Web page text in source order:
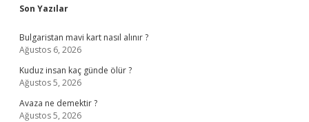
Sidebar
Son Yazılar
Bulgaristan mavi kart nasıl alınır ?
Ağustos 6, 2026
Kuduz insan kaç günde ölür ?
Ağustos 5, 2026
Avaza ne demektir ?
Ağustos 5, 2026